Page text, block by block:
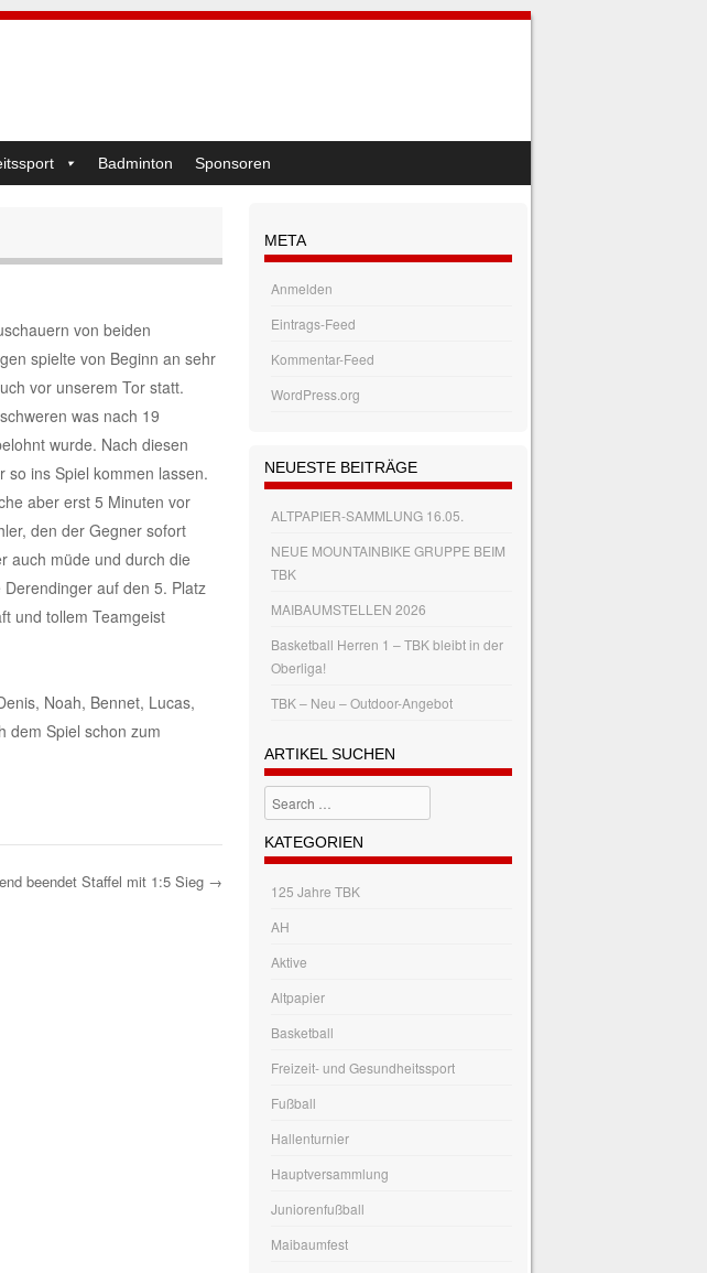
Badminton Sponsoren
von beiden
spielte von Beginn an sehr
vor unserem Tor statt.
was nach 19
wurde. Nach diesen
ins Spiel kommen lassen.
aber erst 5 Minuten vor
den der Gegner sofort
auch müde und durch die
auf den 5. Platz
und tollem Teamgeist
Noah, Bennet, Lucas,
dem Spiel schon zum
beendet Staffel mit 1:5 Sieg →
META
Anmelden
Eintrags-Feed
Kommentar-Feed
WordPress.org
NEUESTE BEITRÄGE
ALTPAPIER-SAMMLUNG 16.05.
NEUE MOUNTAINBIKE GRUPPE BEIM
TBK
MAIBAUMSTELLEN 2026
Basketball Herren 1 – TBK bleibt in der
Oberliga!
TBK – Neu – Outdoor-Angebot
ARTIKEL SUCHEN
Search
KATEGORIEN
125 Jahre TBK
AH
Aktive
Altpapier
Basketball
Freizeit- und Gesundheitssport
Fußball
Hallenturnier
Hauptversammlung
Juniorenfußball
Maibaumfest